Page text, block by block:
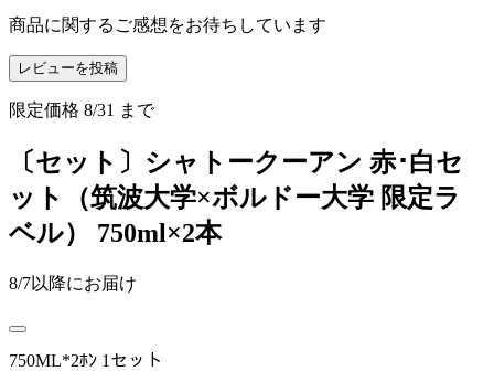
商品に関するご感想をお待ちしています
レビューを投稿
限定価格 8/31 まで
〔セット〕シャトークーアン 赤･白セ
ット（筑波大学×ボルドー大学 限定ラ
ベル） 750ml×2本
8/7以降にお届け
750ML*2ﾎﾝ 1セット